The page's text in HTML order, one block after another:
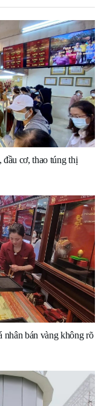
cơ, thao túng thị
nhân bán vàng không rõ